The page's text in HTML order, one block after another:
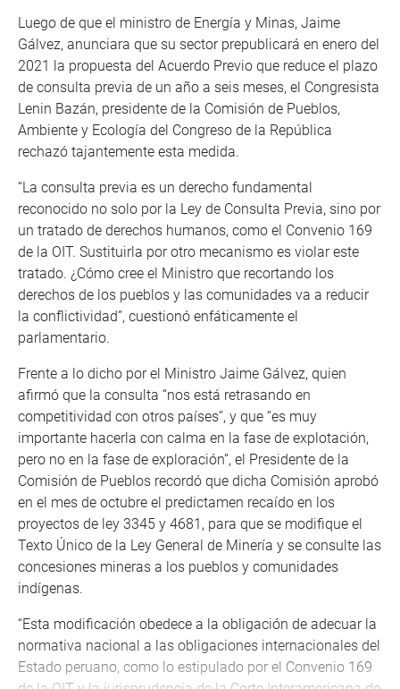
Luego de que el ministro de Energía y Minas, Jaime
Gálvez, anunciara que su sector prepublicará en enero del
2021 la propuesta del Acuerdo Previo que reduce el plazo
de consulta previa de un año a seis meses, el Congresista
Lenin Bazán, presidente de la Comisión de Pueblos,
Ambiente y Ecología del Congreso de la República
rechazó tajantemente esta medida.
“La consulta previa es un derecho fundamental
reconocido no solo por la Ley de Consulta Previa, sino por
un tratado de derechos humanos, como el Convenio 169
de la OIT. Sustituirla por otro mecanismo es violar este
tratado. ¿Cómo cree el Ministro que recortando los
derechos de los pueblos y las comunidades va a reducir
la conflictividad”, cuestionó enfáticamente el
parlamentario.
Frente a lo dicho por el Ministro Jaime Gálvez, quien
afirmó que la consulta “nos está retrasando en
competitividad con otros países”, y que “es muy
importante hacerla con calma en la fase de explotación,
pero no en la fase de exploración”, el Presidente de la
Comisión de Pueblos recordó que dicha Comisión aprobó
en el mes de octubre el predictamen recaído en los
proyectos de ley 3345 y 4681, para que se modifique el
Texto Único de la Ley General de Minería y se consulte las
concesiones mineras a los pueblos y comunidades
indígenas.
“Esta modificación obedece a la obligación de adecuar la
normativa nacional a las obligaciones internacionales del
Estado peruano, como lo estipulado por el Convenio 169